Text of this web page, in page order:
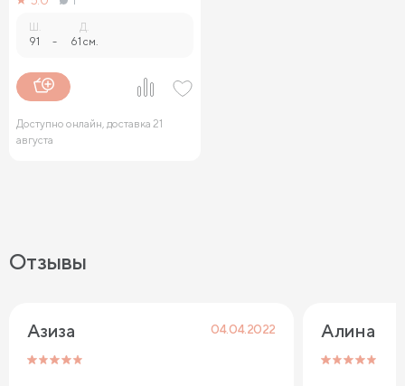
91 -
Д.
61 см.
Доступно онлайн, доставка 21
августа
Отзывы
Азиза 04.04.2022 Алина